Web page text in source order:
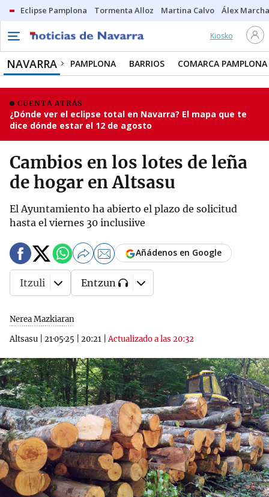
Eclipse Pamplona Tormenta Alloz Martina Calvo Álex
Kiosko
NAVARRA PAMPLONA BARRIOS COMARCA PAMPLONA
CUENTA ATRÁS
¿Dónde ver el eclipse total en Navarra? El mapa que te
dice dónde estar el 12 de agosto
Cambios en los lotes de leña
de hogar en Altsasu
El Ayuntamiento ha abierto el plazo de solicitud
hasta el viernes 30 inclusiive
Nerea Mazkiaran
Altsasu
21·05·25 20:21 |Actualizado a las 20:32
Añádenos en Google
Itzuli Entzun